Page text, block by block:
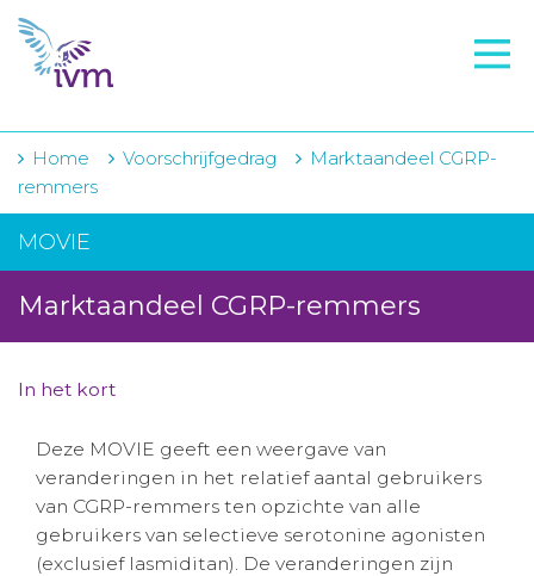
VMI
FTO voorbereiding
IVM-academie
Zorginstellingen
Voorschrijfgedrag
Projecten
Contact
Winkelwagentje
Aanmelden nieuwsbrief
Home Voorschrijfgedrag
Marktaandeel CGRP-
remmers
MOVIE
Marktaandeel CGRP-remmers
In het kort
Deze MOVIE geeft een weergave van
veranderingen in het relatief aantal gebruikers
van CGRP-remmers ten opzichte van alle
gebruikers van selectieve serotonine agonisten
(exclusief lasmiditan). De veranderingen zijn